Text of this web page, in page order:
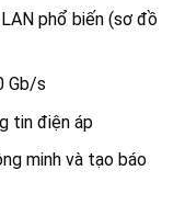
phổ biến (sơ đồ
Gb/s
tin điện áp
minh và tạo báo